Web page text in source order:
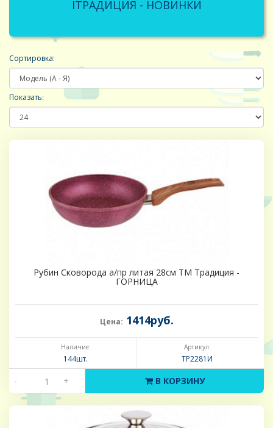
IТРАДИЦИЯ - НОВИНКИ
Сортировка:
Показать:
Рубин Сковорода а/пр литая 28см ТМ Традиция -
ГОРНИЦА
Цена: 1414руб.
Наличие:
144шт.
Артикул:
ТР2281И
- + В КОРЗИНУ